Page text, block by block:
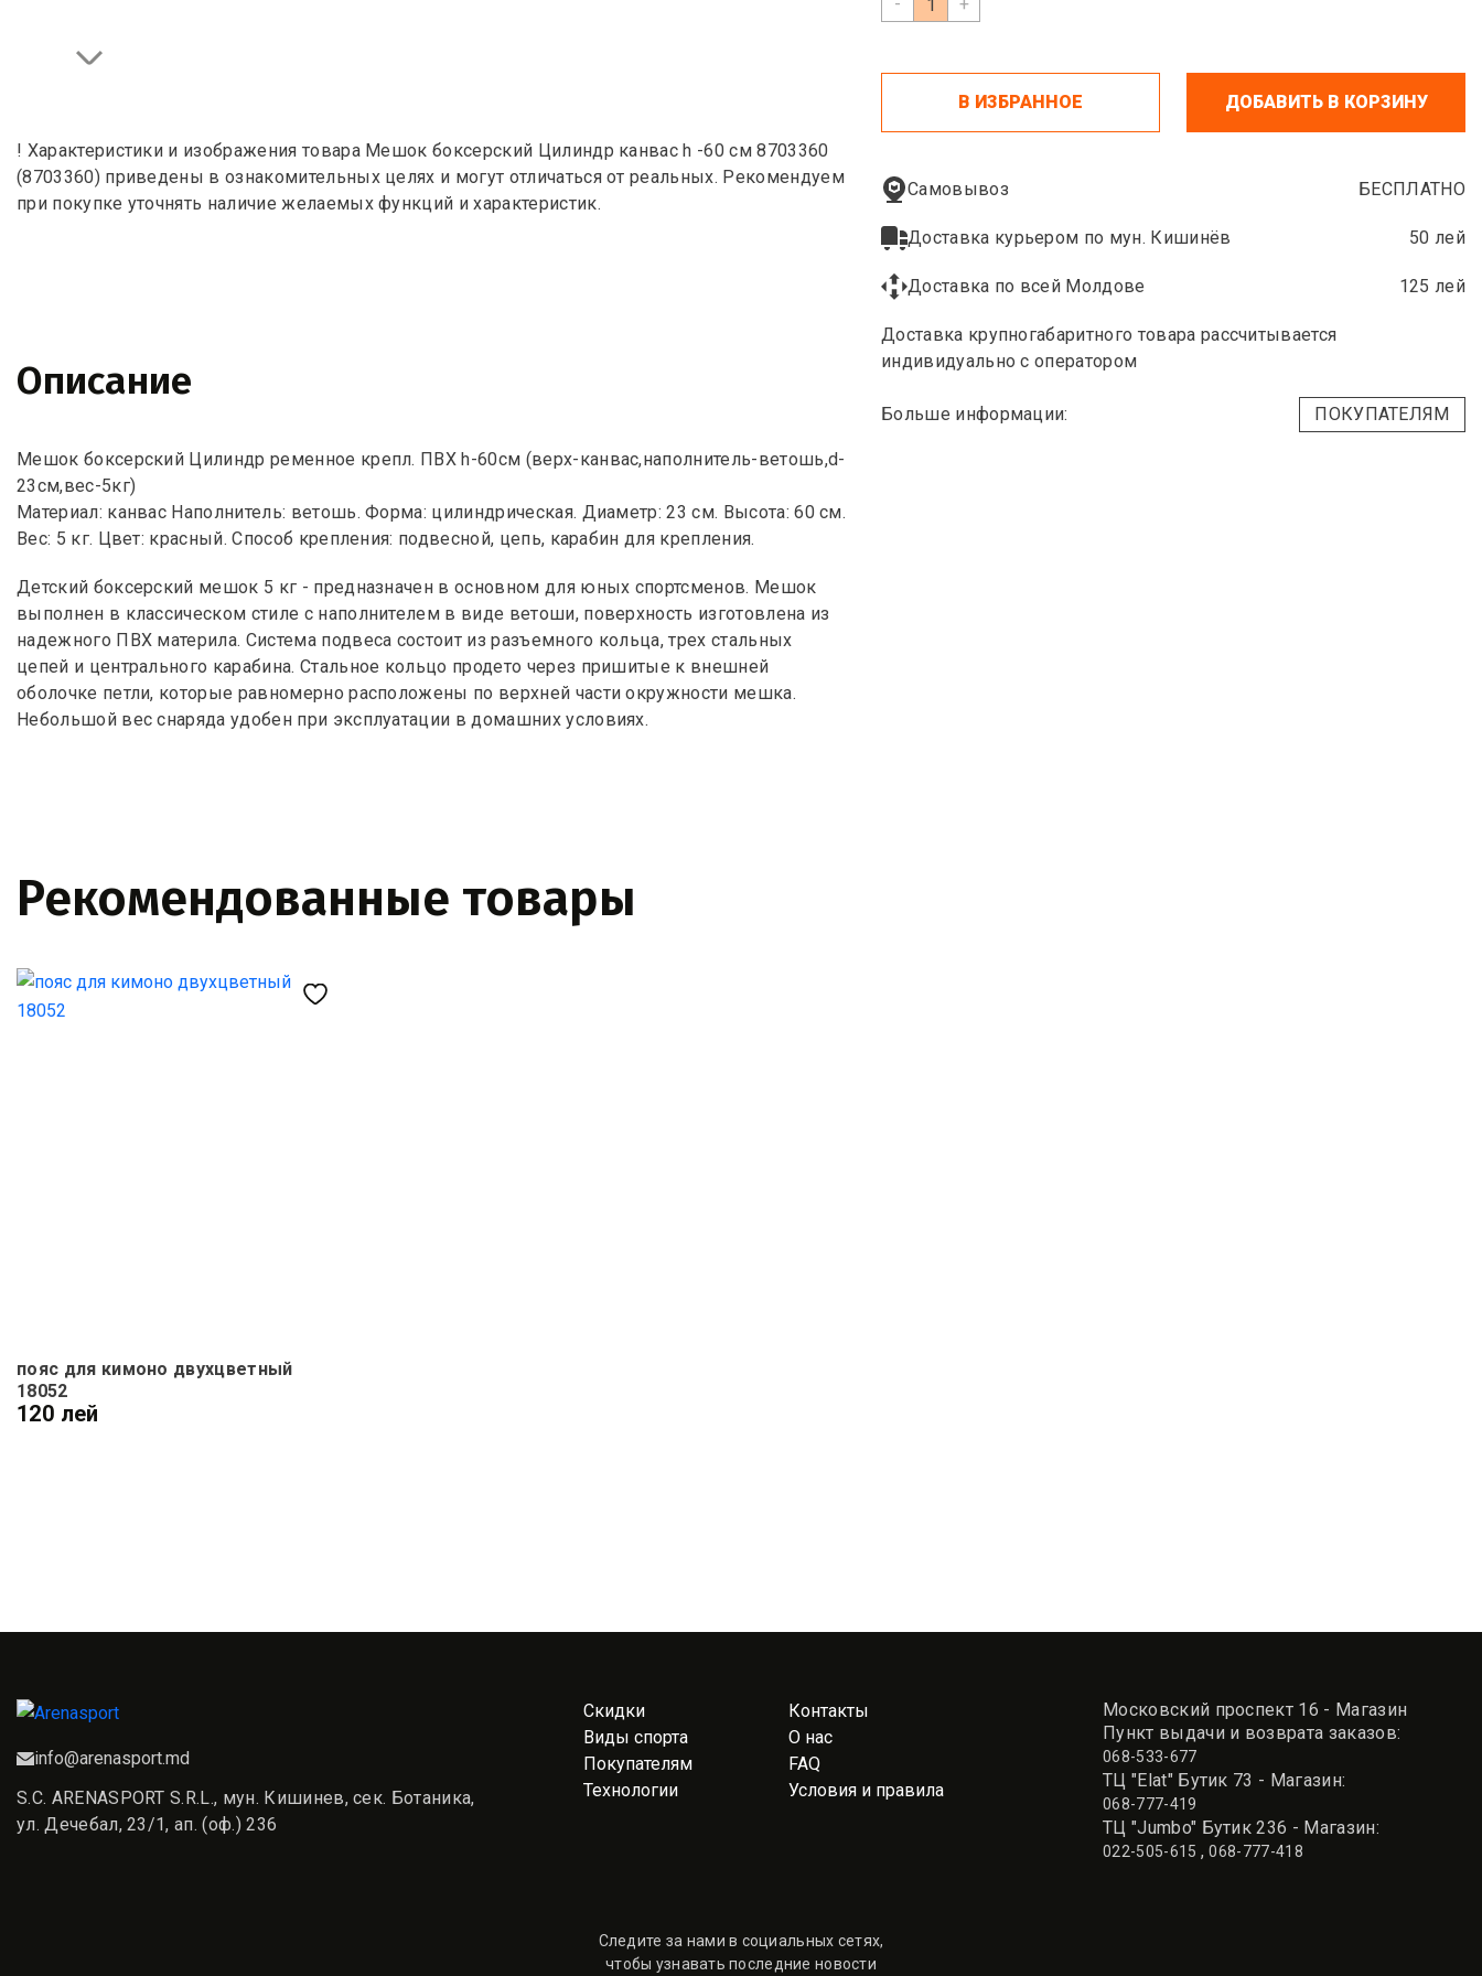
! Характеристики и изображения товара Мешок боксерский Цилиндр канвас h -60 см 8703360
(8703360) приведены в ознакомительных целях и могут отличаться от реальных. Рекомендуем
при покупке уточнять наличие желаемых функций и характеристик.
Описание
Мешок боксерский Цилиндр ременное крепл. ПВХ h-60см (верх-канвас,наполнитель-ветошь,d-
23см,вес-5кг)
Материал: канвас Наполнитель: ветошь. Форма: цилиндрическая. Диаметр: 23 см. Высота: 60 см.
Вес: 5 кг. Цвет: красный. Способ крепления: подвесной, цепь, карабин для крепления.
Детский боксерский мешок 5 кг - предназначен в основном для юных спортсменов. Мешок
выполнен в классическом стиле с наполнителем в виде ветоши, поверхность изготовлена из
надежного ПВХ материла. Система подвеса состоит из разъемного кольца, трех стальных
цепей и центрального карабина. Стальное кольцо продето через пришитые к внешней
оболочке петли, которые равномерно расположены по верхней части окружности мешка.
Небольшой вес снаряда удобен при эксплуатации в домашних условиях.
В ИЗБРАННОЕ ДОБАВИТЬ В КОРЗИНУ
Самовывоз БЕСПЛАТНО
Доставка курьером по мун. Кишинёв 50 лей
Доставка по всей Молдове 125 лей
Доставка крупногабаритного товара рассчитывается
индивидуально с оператором
Больше информации: ПОКУПАТЕЛЯМ
Рекомендованные товары
пояс для кимоно двухцветный
18052
120 лей
info@arenasport.md
S.C. ARENASPORT S.R.L., мун. Кишинев, сек. Ботаника,
ул. Дечебал, 23/1, ап. (оф.) 236
Скидки
Виды спорта
Покупателям
Технологии
Контакты
О нас
FAQ
Условия и правила
Московский проспект 16 - Магазин
Пункт выдачи и возврата заказов:
068-533-677
ТЦ "Elat" Бутик 73 - Магазин:
068-777-419
ТЦ "Jumbo" Бутик 236 - Магазин:
022-505-615 ,068-777-418
Следите за нами в социальных сетях,
чтобы узнавать последние новости